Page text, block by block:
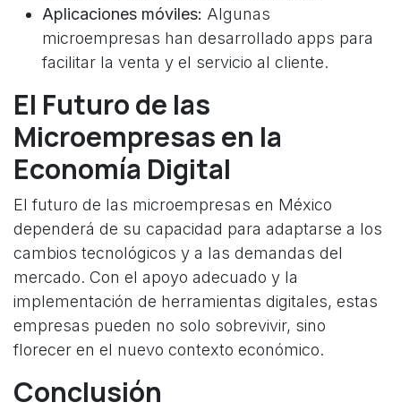
Aplicaciones móviles: Algunas
microempresas han desarrollado apps para
facilitar la venta y el servicio al cliente.
El Futuro de las
Microempresas en la
Economía Digital
El futuro de las microempresas en México
dependerá de su capacidad para adaptarse a los
cambios tecnológicos y a las demandas del
mercado. Con el apoyo adecuado y la
implementación de herramientas digitales, estas
empresas pueden no solo sobrevivir, sino
florecer en el nuevo contexto económico.
Conclusión